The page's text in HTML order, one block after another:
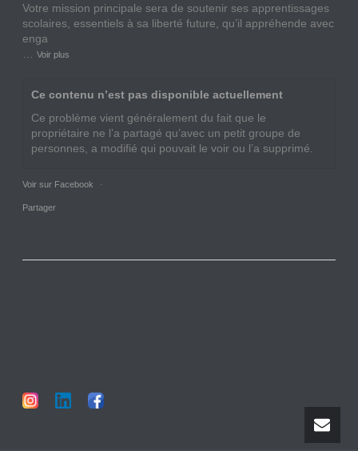
Votre mission principale sera de soutenir ses apprentissages
scolaires, essentiels à sa liberté future, qu’il appréhende avec
enga
…Voir plus
Ce contenu n’est pas disponible actuellement
Ce problème vient généralement du fait que le
propriétaire ne l’a partagé qu’avec un petit groupe de
personnes, a modifié qui pouvait le voir ou l’a supprimé.
Voir sur Facebook ·
Partager